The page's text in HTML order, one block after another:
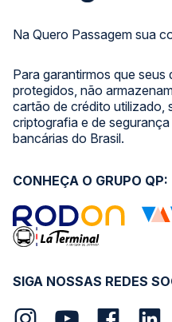
Na Quero Passagem sua
Para garantirmos que seus
protegidos, não
cartão de crédito utilizado,
criptografia e de
bancárias do Brasil.
SIGA NOSSAS REDES
CONHEÇA O GRUPO QP: